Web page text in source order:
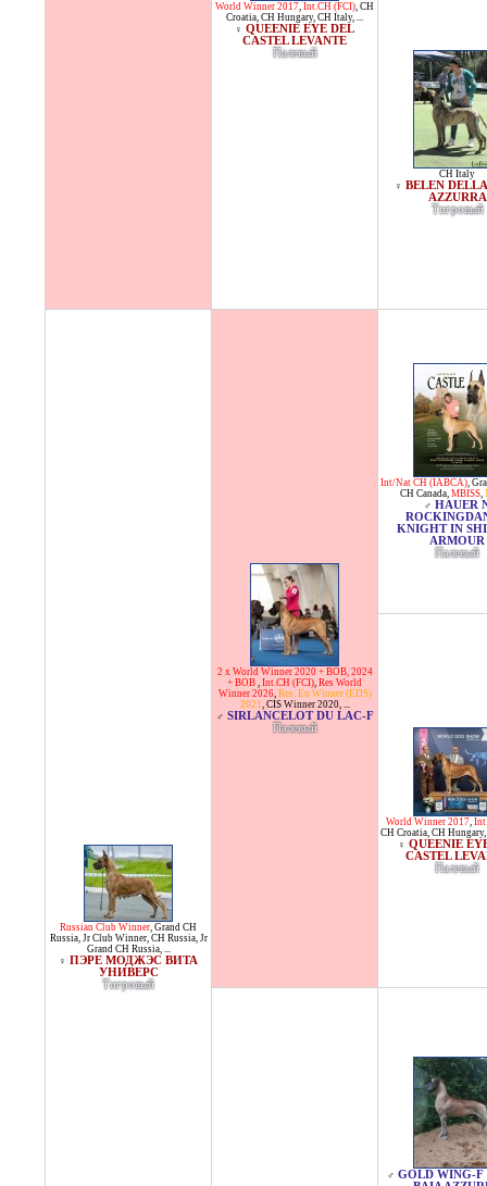
World Winner 2017, Int.CH (FCI), CH
Croatia, CH Hungary, CH Italy, ...
♀ QUEENIE EYE DEL
CASTEL LEVANTE
Палевый
CH Italy
♀ BELEN
AZZURRA
Тигровый
Russian Club Winner, Grand CH
Russia, Jr Club Winner, CH Russia, Jr
Grand CH Russia, ...
♀ ПЭРЕ МОДЖЭС ВИТА
УНИВЕРС
Тигровый
2 x World Winner 2020 + BOB, 2024
+ BOB , Int.CH (FCI), Res World
Winner 2026, Res. Eu Winner (EDS)
2021, CIS Winner 2020, ...
♂ SIRLANCELOT DU LAC-F
Палевый
Int/Nat CH (IABCA),
CH Canada, MBISS,
♂ HAUER
KNIGHT IN
ARMOUR
Палевый
World Winner 2017,
CH Croatia, CH Hungary,
♀ QUEENIE
CASTEL
Палевый
♂ GOLD WING-F